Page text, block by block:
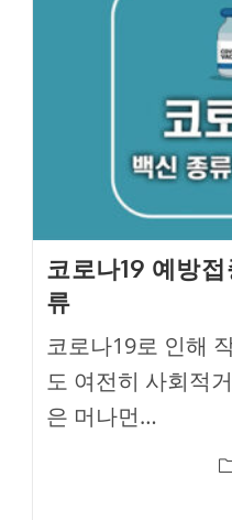
코로나19 예방
류
코로나19로 인해
도 여전히 사회적
은 머나먼…